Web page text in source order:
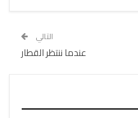
التالي
عندما ننتظر القطار